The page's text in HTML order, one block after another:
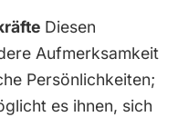
Diesen
Aufmerksamkeit
Persönlichkeiten;
es ihnen, sich